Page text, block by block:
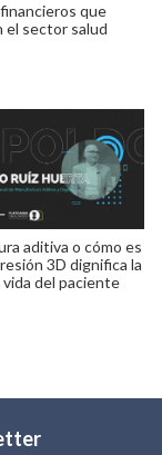
que
el sector salud
aditiva o cómo es
3D dignifica la
vida del paciente